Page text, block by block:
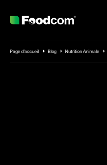
Page d’accueil Blog Nutrition Animale